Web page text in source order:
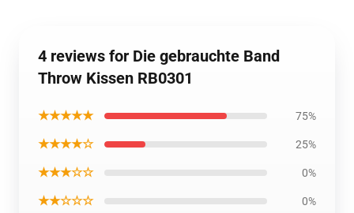
4 reviews for Die gebrauchte Band
Throw Kissen RB0301
★★★★★ 75%
★★★★☆ 25%
★★★☆☆ 0%
★★☆☆☆ 0%